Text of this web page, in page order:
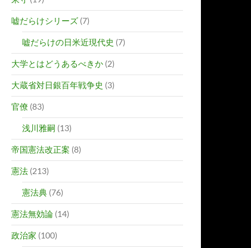
嘘だらけシリーズ (7)
嘘だらけの日米近現代史 (7)
大学とはどうあるべきか (2)
大蔵省対日銀百年戦争史 (3)
官僚 (83)
浅川雅嗣 (13)
帝国憲法改正案 (8)
憲法 (213)
憲法典 (76)
憲法無効論 (14)
政治家 (100)